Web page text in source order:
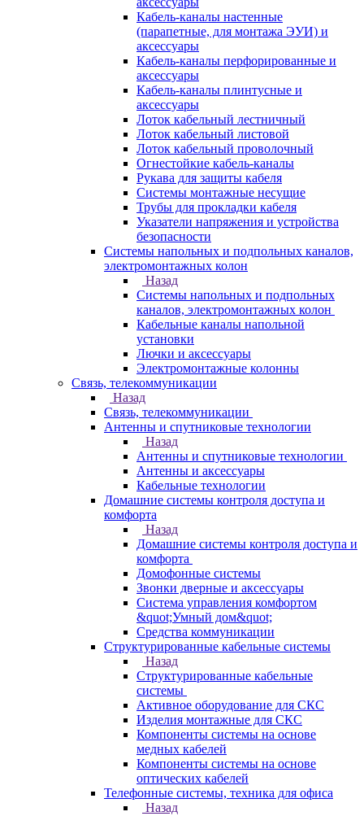
Кабель-каналы настенные
(парапетные, для монтажа ЭУИ) и
аксессуары
Кабель-каналы перфорированные и
аксессуары
Кабель-каналы плинтусные и
аксессуары
Лоток кабельный лестничный
Лоток кабельный листовой
Лоток кабельный проволочный
Огнестойкие кабель-каналы
Рукава для защиты кабеля
Системы монтажные несущие
Трубы для прокладки кабеля
Указатели напряжения и устройства
безопасности
Системы напольных и подпольных каналов,
электромонтажных колон
Назад
Системы напольных и подпольных
каналов, электромонтажных колон
Кабельные каналы напольной
установки
Лючки и аксессуары
Электромонтажные колонны
Связь, телекоммуникации
Назад
Связь, телекоммуникации
Антенны и спутниковые технологии
Назад
Антенны и спутниковые технологии
Антенны и аксессуары
Кабельные технологии
Домашние системы контроля доступа и
комфорта
Назад
Домашние системы контроля доступа и
комфорта
Домофонные системы
Звонки дверные и аксессуары
Система управления комфортом
&quot;Умный дом&quot;
Средства коммуникации
Структурированные кабельные системы
Назад
Структурированные кабельные
системы
Активное оборудование для СКС
Изделия монтажные для СКС
Компоненты системы на основе
медных кабелей
Компоненты системы на основе
оптических кабелей
Телефонные системы, техника для офиса
Назад